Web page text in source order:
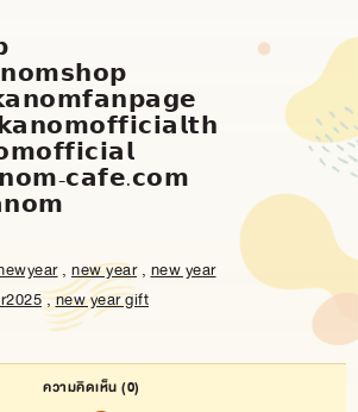
𝗰𝗮𝗳𝗲.𝗰𝗼𝗺
, new year, new year
,new year gift
ความคิดเห็น(0)